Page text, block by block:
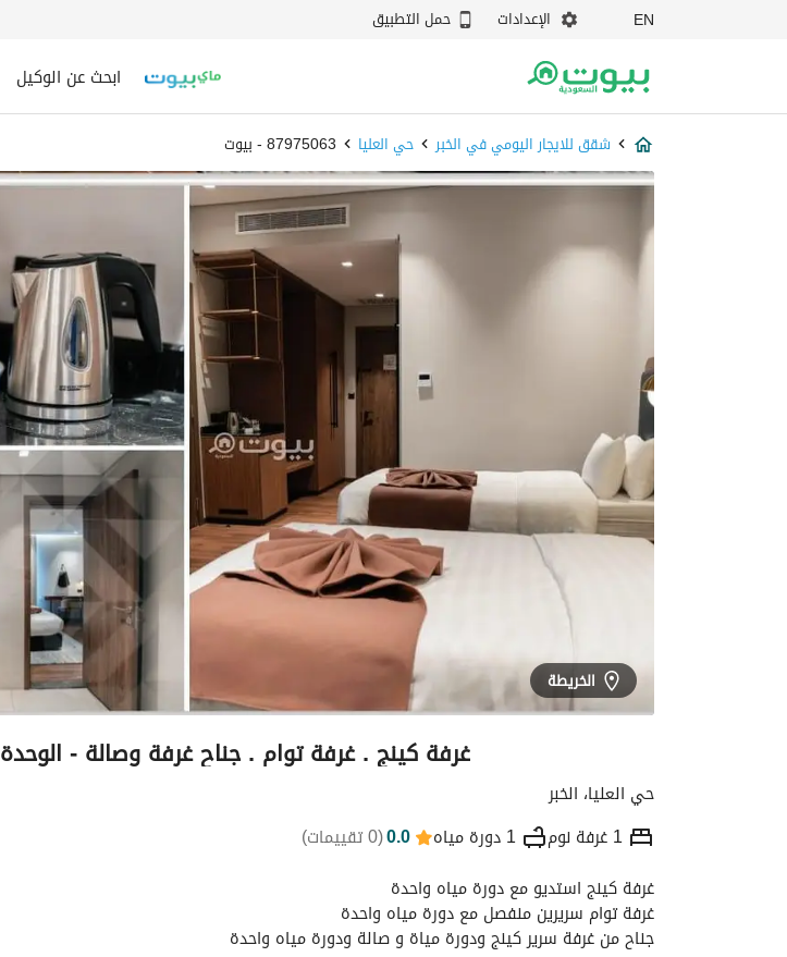
EN الإعدادات حمل التطبيق
ابحث عن الوكيل
شقق للايجار اليومي في الخبر حي العليا 87975063 - بيوت
الخريطة
غرفة كينج . غرفة توام . جناح غرفة وصالة - الوحدة 12
حي العليا، الخبر
1 غرفة نوم 1 دورة مياه 0.0
(0 تقييمات )
التفاصيل الموقع والأماكن القريبة
غرفة كينج استديو مع دورة مياه واحدة
غرفة توام سريرين منفصل مع دورة مياه واحدة
جناح من غرفة سرير كينج ودورة مياة و صالة ودورة مياه واحدة